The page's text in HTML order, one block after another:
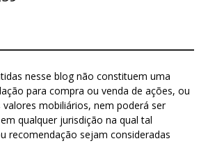
nesse blog não constituem uma
para compra ou venda de ações, ou
mobiliários, nem poderá ser
qualquer jurisdição na qual tal
recomendação sejam consideradas